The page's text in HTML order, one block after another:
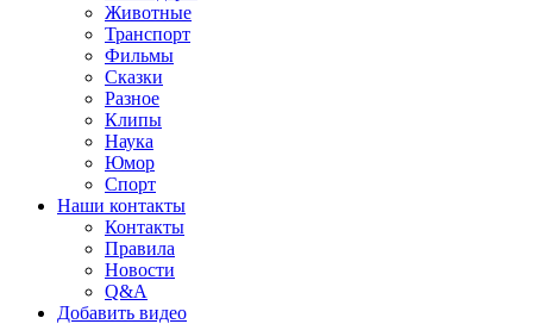
Животные
Транспорт
Фильмы
Сказки
Разное
Клипы
Наука
Юмор
Спорт
Наши контакты
Контакты
Правила
Новости
Q&A
Добавить видео